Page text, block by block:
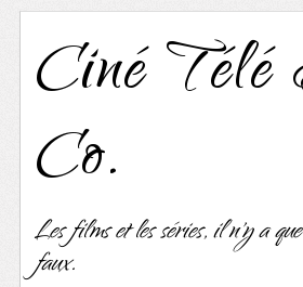
Ciné Télé
Co.
Les films et les séries, il n'y a
faux.